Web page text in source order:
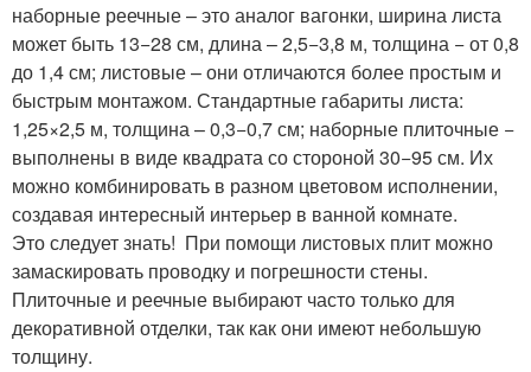
наборные реечные – это аналог вагонки, ширина листа
может быть 13−28 см, длина – 2,5−3,8 м, толщина − от 0,8
до 1,4 см; листовые – они отличаются более простым и
быстрым монтажом. Стандартные габариты листа:
1,25×2,5 м, толщина – 0,3−0,7 см; наборные плиточные −
выполнены в виде квадрата со стороной 30−95 см. Их
можно комбинировать в разном цветовом исполнении,
создавая интересный интерьер в ванной комнате.
Это следует знать! При помощи листовых плит можно
замаскировать проводку и погрешности стены.
Плиточные и реечные выбирают часто только для
декоративной отделки, так как они имеют небольшую
толщину.